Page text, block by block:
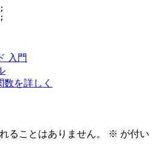
入門
数を詳しく
ることはありません。 ※ が付い